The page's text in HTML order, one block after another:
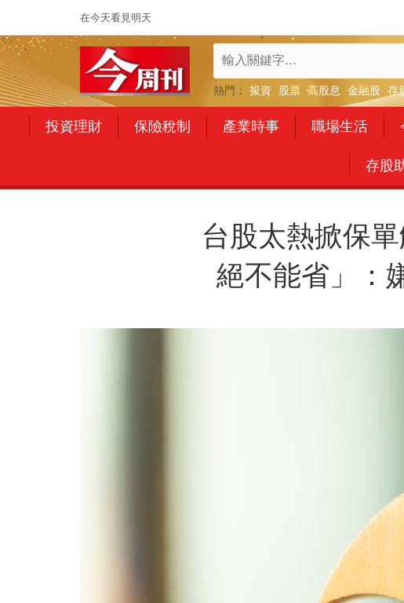
在今天看見明天
熱門： 投資 股票 高股息 金融股 存
投資理財 保險稅制 產業時事 職場生活
存股
台股太熱掀保
絕不能省」：